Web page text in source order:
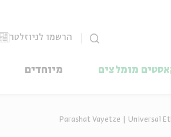
הרשמו לניוזלטר
מומלצים מיוחדים
Parashat Vayetze | Universal